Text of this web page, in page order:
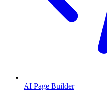
AI Page Builder